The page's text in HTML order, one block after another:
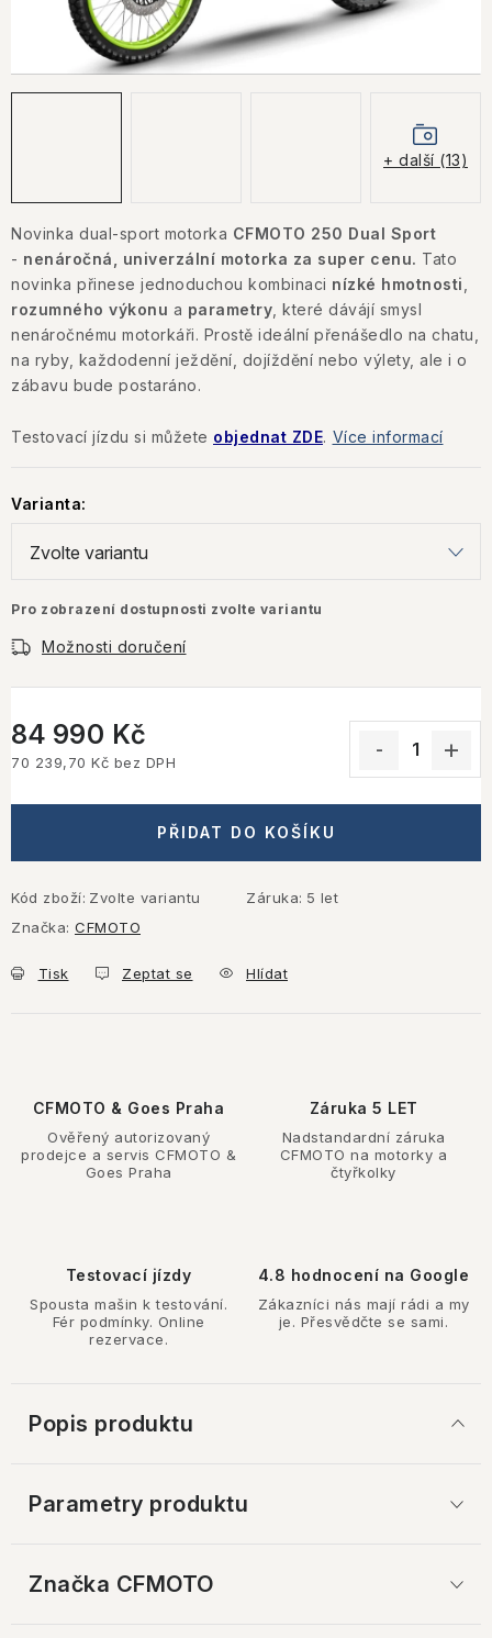
JAK NAKUPOVAT
Jak nakupovat
Obchodní podmínky
Podmínky ochrany osobních údajů
Novinka dual-sport motorka CFMOTO 250 Dual Sport
- nenáročná, univerzální motorka za super cenu. Tato
novinka přinese jednoduchou kombinaci nízké hmotnosti
rozumného výkonu a parametry , které dávájí smysl
nenáročnému motorkáři. Prostě ideální přenášedlo na chatu,
na ryby, každodenní ježdění, dojíždění nebo výlety, ale i o
zábavu bude postaráno.
Testovací jízdu si můžete objednat ZDE. Více informací
Varianta:
Pro zobrazení dostupnosti zvolte variantu
Možnosti doručení
84 990 Kč
70 239,70 Kč bez DPH
PŘIDAT DO KOŠÍKU
Kód zboží: Zvolte variantu Záruka: 5 let
Značka: CFMOTO
Tisk Zeptat se Hlídat
+ další (13)
CFMOTO & Goes Praha
Ověřený autorizovaný
prodejce a servis CFMOTO &
Goes Praha
Záruka 5 LET
Nadstandardní záruka
CFMOTO na motorky a
čtyřkolky
Testovací jízdy
Spousta mašin k testování.
Fér podmínky. Online
rezervace.
4.8 hodnocení na Google
Zákazníci nás mají rádi a my
je. Přesvědčte se sami.
Popis produktu
Parametry produktu
Značka CFMOTO